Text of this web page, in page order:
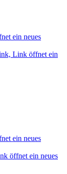
ein neues
Link öffnet ein
ein neues
öffnet ein neues